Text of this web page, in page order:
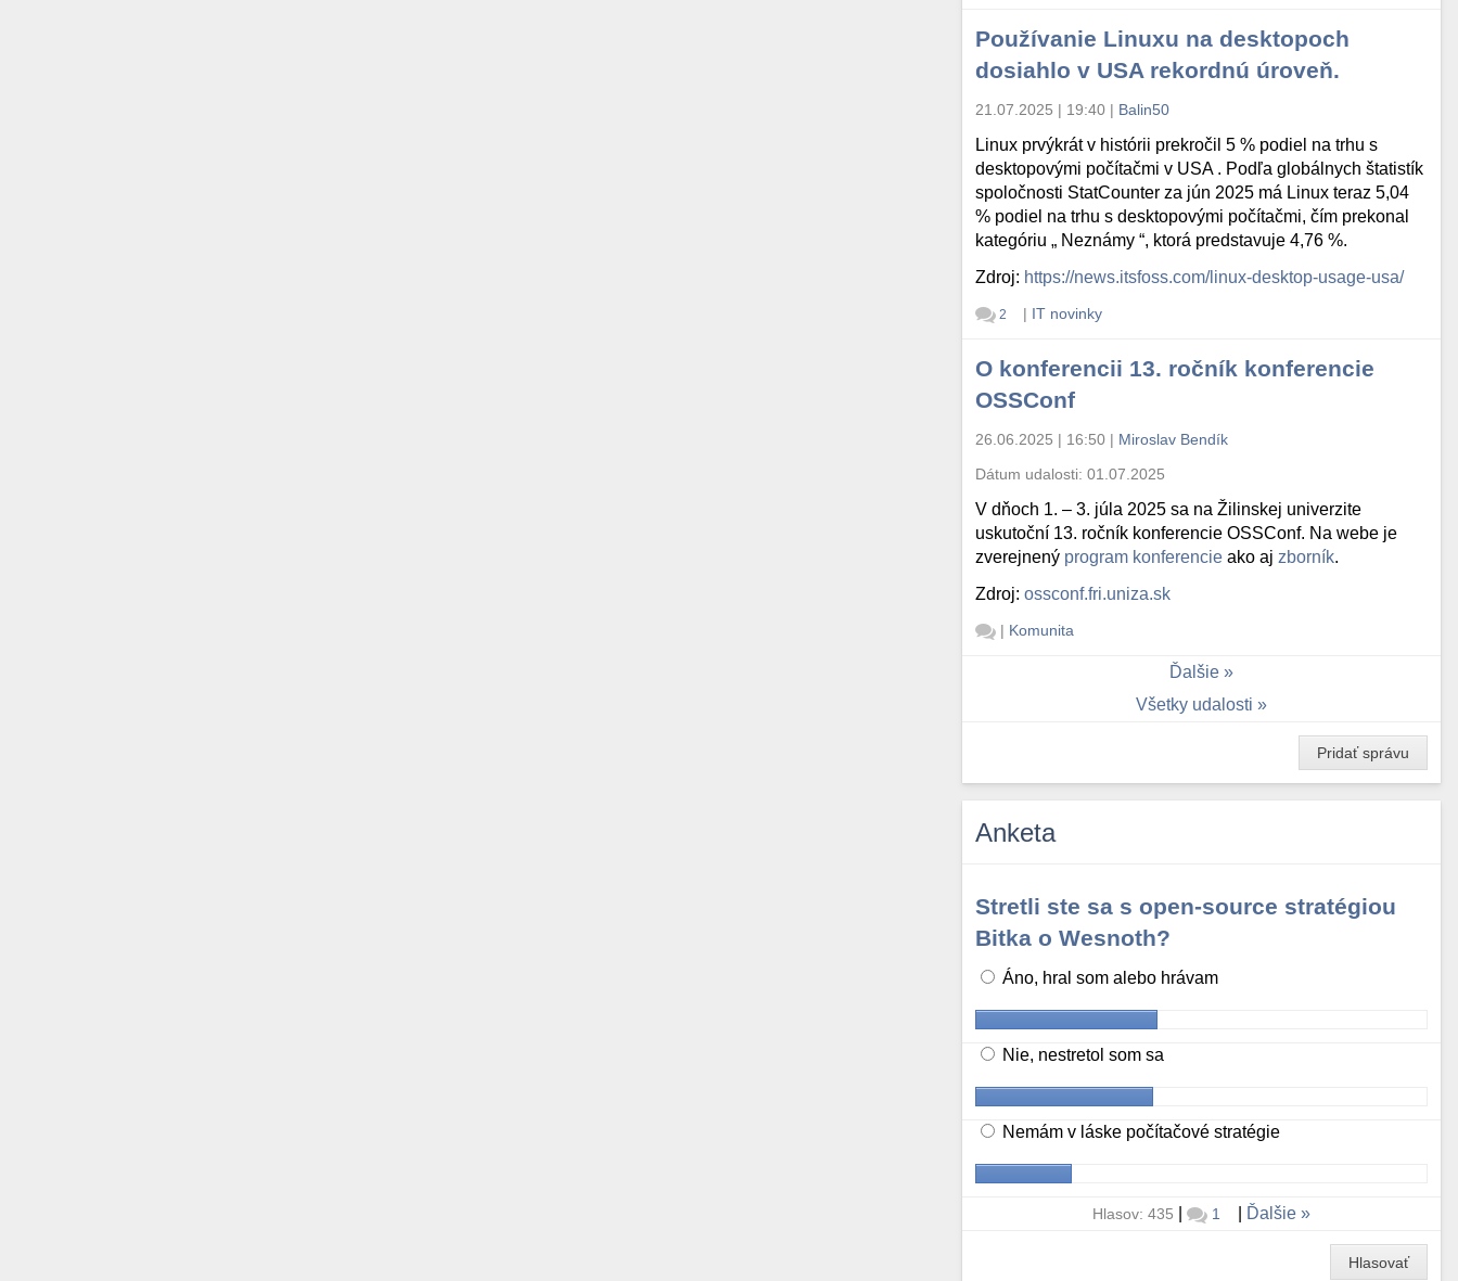
Používanie Linuxu na desktopoch
dosiahlo v USA rekordnú úroveň.
21.07.2025 | 19:40 | Balin50
Linux prvýkrát v histórii prekročil 5 % podiel na trhu s
desktopovými počítačmi v USA . Podľa globálnych štatistík
spoločnosti StatCounter za jún 2025 má Linux teraz 5,04
% podiel na trhu s desktopovými počítačmi, čím prekonal
kategóriu „ Neznámy “, ktorá predstavuje 4,76 %.
Zdroj: https://news.itsfoss.com/linux-desktop-usage-usa/
2 | IT novinky
O konferencii 13. ročník konferencie
OSSConf
26.06.2025 | 16:50 | Miroslav Bendík
Dátum udalosti:01.07.2025
V dňoch 1. – 3. júla 2025 sa na Žilinskej univerzite
uskutoční 13. ročník konferencie OSSConf. Na webe je
zverejnený program konferencie ako aj zborník.
Zdroj:ossconf.fri.uniza.sk
| Komunita
Ďalšie
Všetky udalosti
Pridať správu
Anketa
Stretli ste sa s open-source stratégiou
Bitka o Wesnoth?
Áno, hral som alebo hrávam
Nie, nestretol som sa
Nemám v láske počítačové stratégie
Hlasov: 435 | 1 Ďalšie
Hlasovať